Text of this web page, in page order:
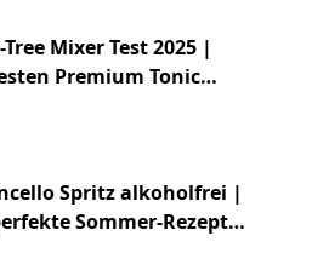
Tree Mixer Test 2025 |
Premium Tonic
Spritz alkoholfrei |
Sommer-Rezept